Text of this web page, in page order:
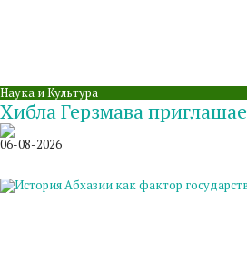
Наука и Культура
Хибла Герзмава
06-08-2026